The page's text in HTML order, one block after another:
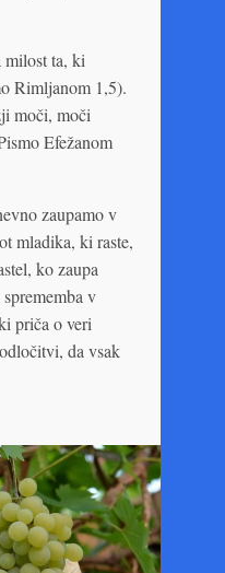
milost ta, ki
Rimljanom 1,5).
moči, moči
Efežanom
zaupamo v
mladika, ki raste,
ko zaupa
v
priča o veri
da vsak